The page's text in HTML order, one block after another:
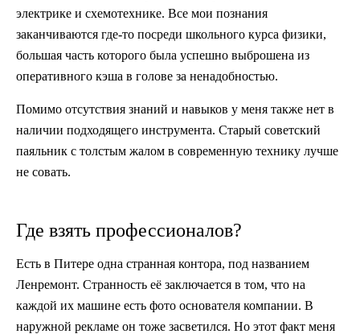
электрике и схемотехнике. Все мои познания
заканчиваются где-то посреди школьного курса физики,
большая часть которого была успешно выброшена из
оперативного кэша в голове за ненадобностью.
Помимо отсутствия знаний и навыков у меня также нет в
наличии подходящего инструмента. Старый советский
паяльник с толстым жалом в современную технику лучше
не совать.
Где взять профессионалов?
Есть в Питере одна странная контора, под названием
Ленремонт. Странность её заключается в том, что на
каждой их машине есть фото основателя компании. В
наружной рекламе он тоже засветился. Но этот факт меня